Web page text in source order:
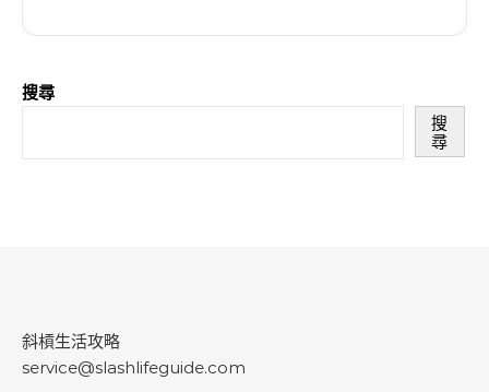
搜尋
搜
尋
斜槓生活攻略
service@slashlifeguide.com